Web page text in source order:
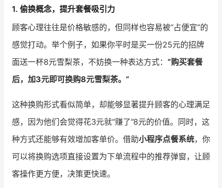
增长俱乐部
增长俱乐部 有赞商盟
商家社区 社群交流
认证服务商 设计服务商
有赞云 数据通服务
1. 偷换概念，提升套餐吸引力
顾客心理往往是价格敏感的，但同样也容易被“占便宜”的
感觉打动。举个例子，如果你平时是买一份25元的招牌
面送一杯8元雪梨茶，不妨换一种表达方式： “购买套餐
后，加3元即可换购8元雪梨茶。”
这种换购形式看似简单，却能够显著提升顾客的心理满足
感，因为他们会觉得花3元就“赚了”8元的价值。同时，这
种方式还能够有效增加客单价。借助小程序点餐系统，你
可以将换购选项直接设置为下单流程中的推荐弹窗，让顾
客操作更方便，决策更快速。